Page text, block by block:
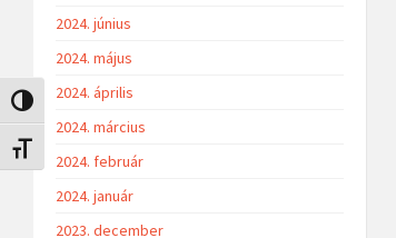
Nagy kontraszt váltása
Betűméret váltása
2024. június
2024. május
2024. április
2024. március
2024. február
2024. január
2023. december